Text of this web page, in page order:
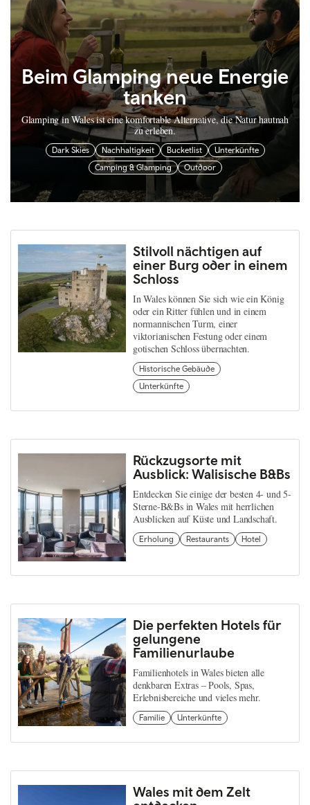
Beim Glamping neue Energie
tanken
Glamping in Wales ist eine komfortable Alternative, die Natur hautnah
zu erleben.
Dark Skies Nachhaltigkeit Bucketlist
Unterkünfte
Camping & Glamping
Outdoor
Stilvoll nächtigen auf
einer Burg oder in einem
Schloss
In Wales können Sie sich wie ein König
oder ein Ritter fühlen und in einem
normannischen Turm, einer
viktorianischen Festung oder einem
gotischen Schloss übernachten.
Historische Gebäude
Unterkünfte
Rückzugsorte mit
Ausblick: Walisische B&Bs
Entdecken Sie einige der besten 4- und 5-
Sterne-B&Bs in Wales mit herrlichen
Ausblicken auf Küste und Landschaft.
Erholung Restaurants Hotel
Die perfekten Hotels für
gelungene
Familienurlaube
Familienhotels in Wales bieten alle
denkbaren Extras – Pools, Spas,
Erlebnisbereiche und vieles mehr.
Familie Unterkünfte
Wales mit dem Zelt